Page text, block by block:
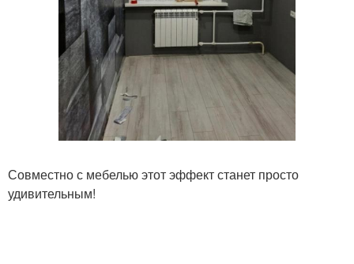
Совместно с мебелью этот эффект станет просто
удивительным!